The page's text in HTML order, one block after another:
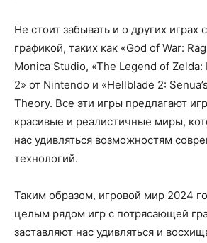
Не стоит забывать и о других играх
графикой, таких как «God of War:
Monica Studio, «The Legend of
2» от Nintendo и «Hellblade 2:
Theory. Все эти игры предлагают
красивые и реалистичные миры,
нас удивляться возможностям
технологий.
Таким образом, игровой мир 2024
целым рядом игр с потрясающей
заставляют нас удивляться и